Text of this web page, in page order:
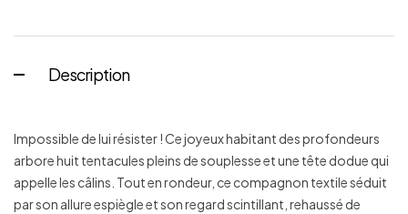
Description
Impossible de lui résister ! Ce joyeux habitant des profondeurs
arbore huit tentacules pleins de souplesse et une tête dodue qui
appelle les câlins. Tout en rondeur, ce compagnon textile séduit
par son allure espiègle et son regard scintillant, rehaussé de